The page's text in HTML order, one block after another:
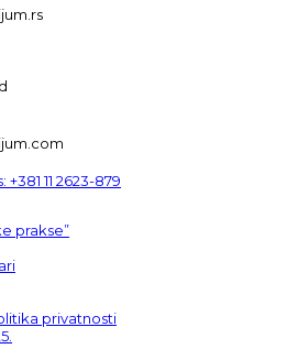
+381 11 2623-879
prakse”
privatnosti